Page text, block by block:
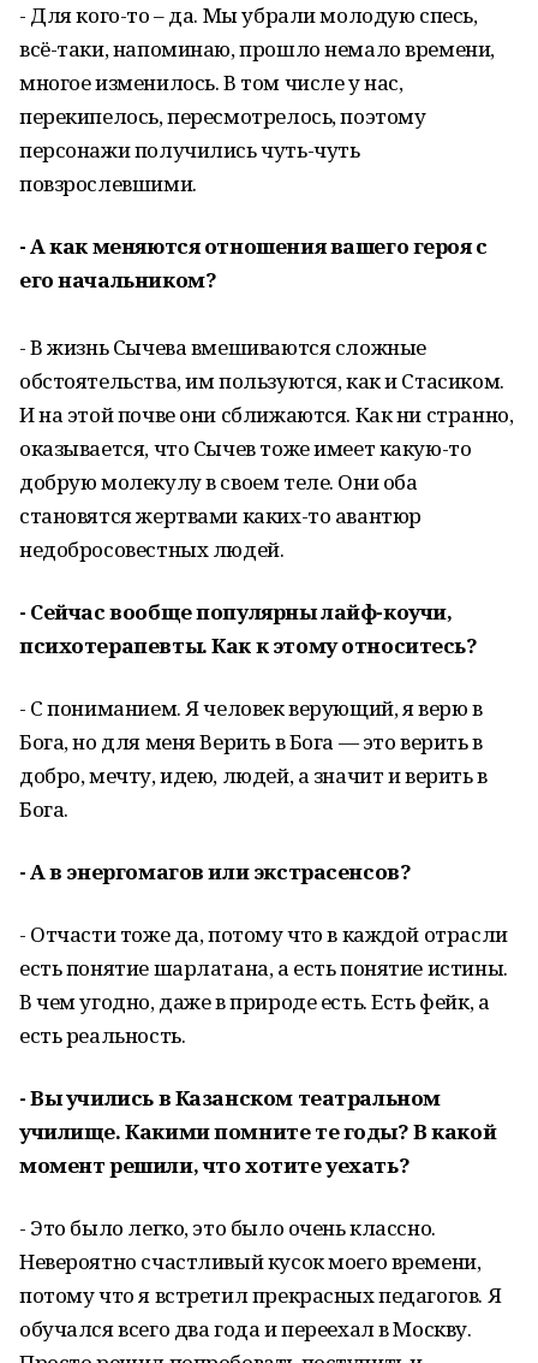
- Для кого-то – да. Мы убрали молодую спесь,
всё-таки, напоминаю, прошло немало времени,
многое изменилось. В том числе у нас,
перекипелось, пересмотрелось, поэтому
персонажи получились чуть-чуть
повзрослевшими.
- А как меняются отношения вашего героя с
его начальником?
- В жизнь Сычева вмешиваются сложные
обстоятельства, им пользуются, как и Стасиком.
И на этой почве они сближаются. Как ни странно,
оказывается, что Сычев тоже имеет какую-то
добрую молекулу в своем теле. Они оба
становятся жертвами каких-то авантюр
недобросовестных людей.
- Сейчас вообще популярны лайф-коучи,
психотерапевты. Как к этому относитесь?
- С пониманием. Я человек верующий, я верю в
Бога, но для меня Верить в Бога — это верить в
добро, мечту, идею, людей, а значит и верить в
Бога.
- А в энергомагов или экстрасенсов?
- Отчасти тоже да, потому что в каждой отрасли
есть понятие шарлатана, а есть понятие истины.
В чем угодно, даже в природе есть. Есть фейк, а
есть реальность.
- Вы учились в Казанском театральном
училище. Какими помните те годы? В какой
момент решили, что хотите уехать?
- Это было легко, это было очень классно.
Невероятно счастливый кусок моего времени,
потому что я встретил прекрасных педагогов. Я
обучался всего два года и переехал в Москву.